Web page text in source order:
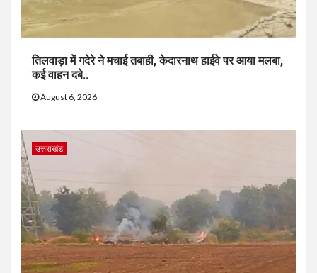
तिलवाड़ा में गदेरे ने मचाई तबाही, केदारनाथ हाईवे पर आया मलबा,
कई वाहन दबे..
August 6, 2026
उत्तराखंड